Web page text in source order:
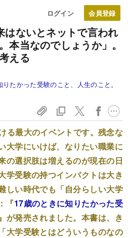
ログイン
はないとネットで言われ
本当なのでしょうか」。
える
たかった受験のこと、人生のこと。
る最大のイベントです。残念な
大学にいけば、なりたい職業に
の選択肢は増えるのが現在の日
学受験の持つインパクトは大き
しい時代でも「自分らしい大学
『17歳のときに知りたかった受
が発売されました。本書は、き
大学受験とはどういうものなの